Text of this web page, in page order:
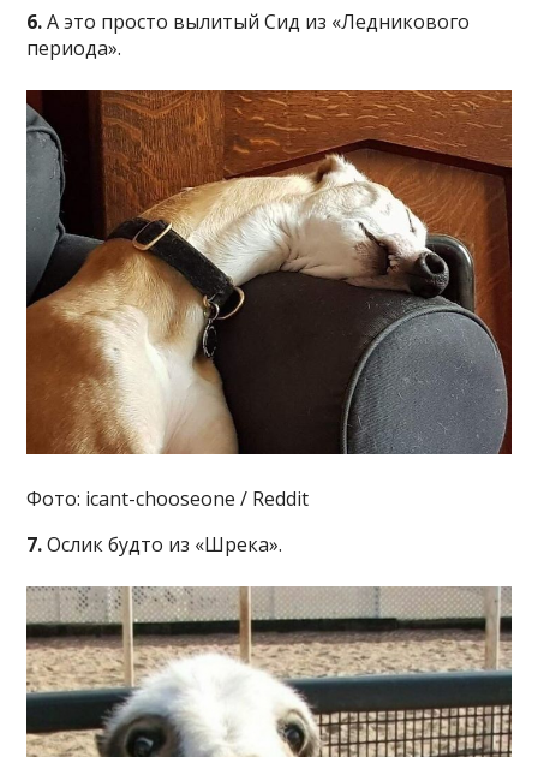
6.А это просто вылитый Сид из «Ледникового
периода».
Фото: icant-chooseone / Reddit
7.Ослик будто из «Шрека».